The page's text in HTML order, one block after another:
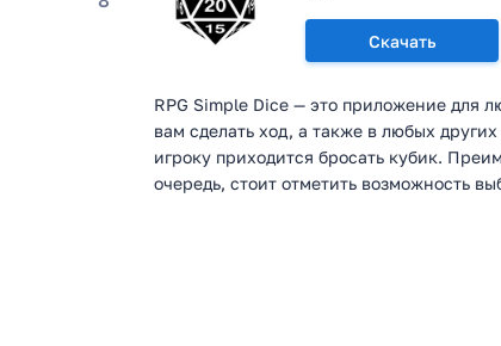
Скачать
RPG Simple Dice — это приложение для
вам сделать ход, а также в любых
игроку приходится бросать кубик.
очередь, стоит отметить возможность